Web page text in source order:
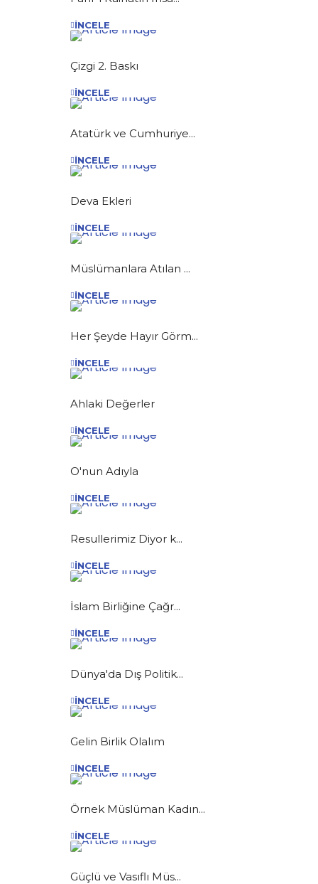
İNCELE
Çizgi 2. Baskı
İNCELE
Atatürk ve Cumhuriye...
İNCELE
Deva Ekleri
İNCELE
Müslümanlara Atılan ...
İNCELE
Her Şeyde Hayır Görm...
İNCELE
Ahlaki Değerler
İNCELE
O'nun Adıyla
İNCELE
Resullerimiz Diyor k...
İNCELE
İslam Birliğine Çağr...
İNCELE
Dünya'da Dış Politik...
İNCELE
Gelin Birlik Olalım
İNCELE
Örnek Müslüman Kadın...
İNCELE
Güçlü ve Vasıflı Müs...